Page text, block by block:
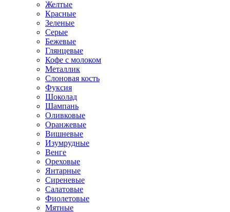
Желтые
Красные
Зеленые
Серые
Бежевые
Глянцевые
Кофе с молоком
Металлик
Слоновая кость
Фуксия
Шоколад
Шампань
Оливковые
Оранжевые
Вишневые
Изумрудные
Венге
Ореховые
Янтарные
Сиреневые
Салатовые
Фиолетовые
Мятные